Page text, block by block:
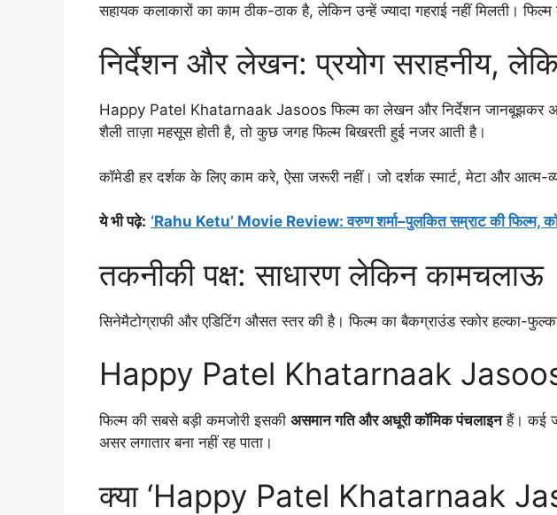
सहायक कलाकारों का काम ठीक-ठाक है, लेकिन उन्हें ज्यादा गहराई नहीं मिलती।
निर्देशन और लेखन: प्रयोग सराहनीय,
Happy Patel Khatarnaak Jasoos फिल्म का लेखन और निर्देशन जानबूझकर
शैली ताज़ा महसूस होती है, तो कुछ जगह फिल्म बिखरती हुई नजर आती है।
कॉमेडी हर दर्शक के लिए काम करे, ऐसा जरूरी नहीं। जो दर्शक स्मार्ट, मेटा और
ये भी पढ़े: ‘Rahu Ketu’ Movie Review: वरुण शर्मा–पुलकित सम्राट की फिल्म,
तकनीकी पक्ष: साधारण लेकिन कामचलाऊ
सिनेमैटोग्राफी और एडिटिंग औसत स्तर की है। फिल्म का बैकग्राउंड स्कोर हल्का-
Happy Patel Khatarnaak Jasoos
फिल्म की सबसे बड़ी कमजोरी इसकी असमान गति और अधूरी कॉमिक पंचलाइनहैं। कई
असर लगातार बना नहीं रह पाता।
क्या ‘Happy Patel Khatarnaak